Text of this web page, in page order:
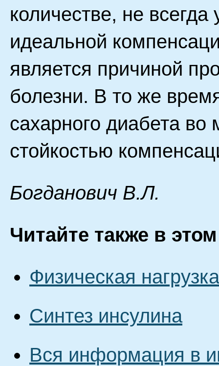
количестве, не всегда
идеальной
является причиной
болезни. В то же
сахарного диабета во
стойкостью
Бoгдaнoвич B.Л.
Читайте также в
Физическая
Синтез инсулина
Вся информация в